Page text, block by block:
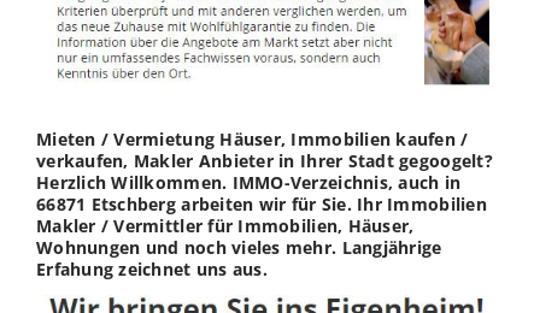
Mieten / Vermietung Häuser, Immobilien kaufen /
verkaufen, Makler Anbieter in Ihrer Stadt gegoogelt?
Herzlich Willkommen. IMMO-Verzeichnis, auch in
66871 Etschberg arbeiten wir für Sie. Ihr Immobilien
Makler / Vermittler für Immobilien, Häuser,
Wohnungen und noch vieles mehr. Langjährige
Erfahung zeichnet uns aus.